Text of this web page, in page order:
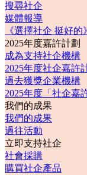
搜尋社企
媒體報導
《選擇社企 挺好
2025年度嘉許計劃
成為支持社企機構
2025年度社企嘉許
過去獲獎企業機構
2025年度「社企嘉
我們的成果
我們的成果
過往活動
立即支持社企
社會採購
購買社企產品